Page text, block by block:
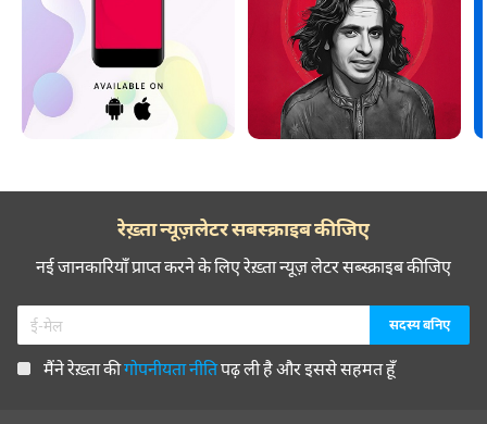
रेख़्ता न्यूज़लेटर सबस्क्राइब कीजिए
नई जानकारियाँ प्राप्त करने के लिए रेख़्ता न्यूज़ लेटर सब्स्क्राइब कीजिए
मैंने रेख़्ता कीगोपनीयता नीतिपढ़ ली है और इससे सहमत हूँ